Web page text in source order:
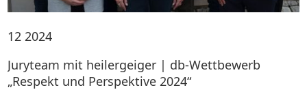
12 2024
Juryteam mit heilergeiger | db-Wettbewerb
„Respekt und Perspektive 2024“